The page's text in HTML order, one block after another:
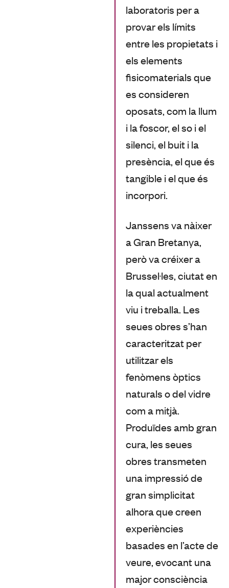
laboratoris per a
provar els límits
entre les propietats i
els elements
fisicomaterials que
es consideren
oposats, com la llum
i la foscor, el so i el
silenci, el buit i la
presència, el que és
tangible i el que és
incorpori.
Janssens va nàixer
a Gran Bretanya,
però va créixer a
Brussel·les, ciutat en
la qual actualment
viu i treballa. Les
seues obres s’han
caracteritzat per
utilitzar els
fenòmens òptics
naturals o del vidre
com a mitjà.
Produïdes amb gran
cura, les seues
obres transmeten
una impressió de
gran simplicitat
alhora que creen
experiències
basades en l’acte de
veure, evocant una
major consciència